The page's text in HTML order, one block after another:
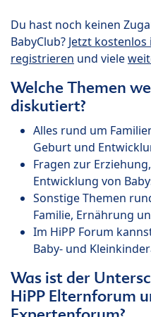
Du hast noch keinen
BabyClub? Jetzt kostenlos
registrieren und viele
Welche Themen
diskutiert?
Alles rund um
Geburt und
Fragen zur
Entwicklung von
Sonstige Themen
Familie, Ernährung
Im HiPP Forum
Baby- und
Was ist der
HiPP Elternforum